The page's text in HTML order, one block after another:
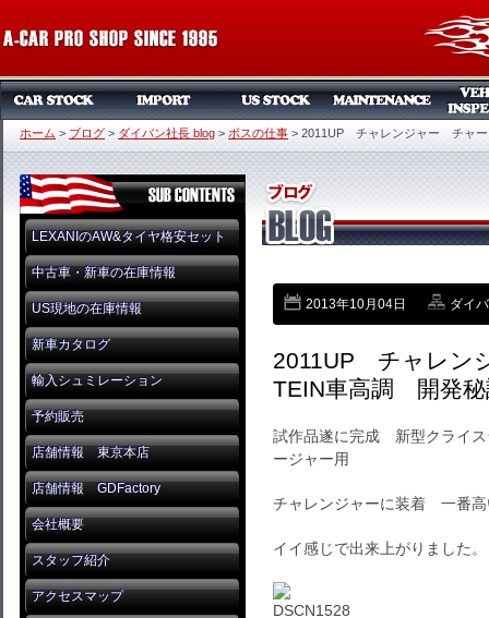
ホーム > ブログ > ダイバン社長 blog > ボスの仕事 > 2011UP チャレンジャー チャ
LEXANIのAW&タイヤ格安セット
中古車・新車の在庫情報
US現地の在庫情報
新車カタログ
輸入シュミレーション
予約販売
店舗情報 東京本店
店舗情報 GDFactory
会社概要
スタッフ紹介
アクセスマップ
2013年10月04日 ダイ
2011UP チャレ
TEIN車高調 開発秘
試作品遂に完成 新型クラ
ージャー用
チャレンジャーに装着 一
イイ感じで出来上がりました。